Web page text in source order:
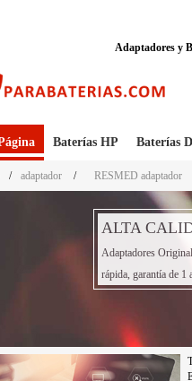
Adaptadores y
Baterías HP Baterías
/ adaptador / RESMED adaptador
ALTA
Adaptadores
rápida, garantía de 1